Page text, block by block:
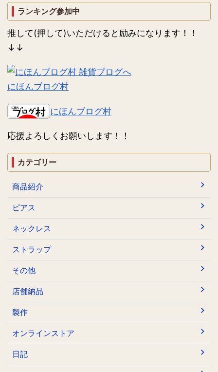
ランキング参加中
推して(押して)いただけると励みになります！！
↓↓
にほんブログ村
にほんブログ村
応援よろしくお願いします！！
カテゴリー
商品紹介
ピアス
ネックレス
ストラップ
その他
店舗納品
製作
オンラインストア
日記